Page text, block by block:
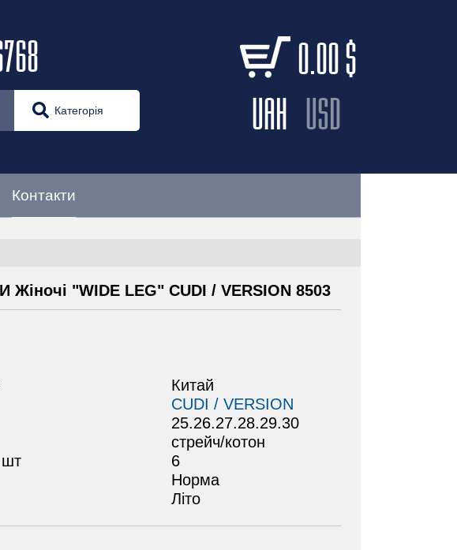
0.00$
UAH USD
Категорія
Контакти
"WIDE LEG" CUDI / VERSION 8503
Китай
CUDI / VERSION
25.26.27.28.29.30
стрейч/котон
шт
6
Норма
Літо